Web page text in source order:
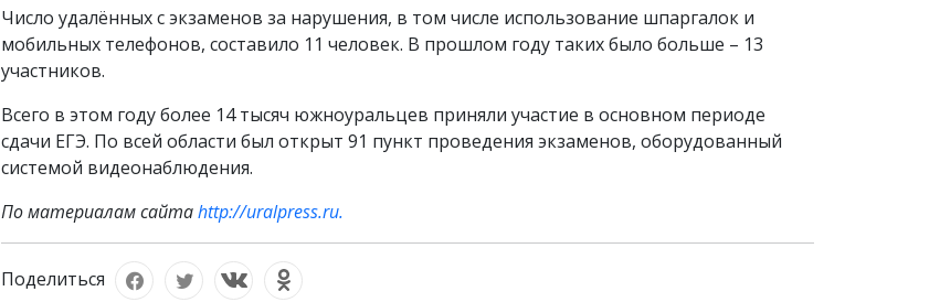
Число удалённых с экзаменов за нарушения, в том числе использование шпаргалок и
мобильных телефонов, составило 11 человек. В прошлом году таких было больше – 13
участников.
Всего в этом году более 14 тысяч южноуральцев приняли участие в основном периоде
сдачи ЕГЭ. По всей области был открыт 91 пункт проведения экзаменов, оборудованный
системой видеонаблюдения.
По материалам сайтаhttp://uralpress.ru.
Поделиться